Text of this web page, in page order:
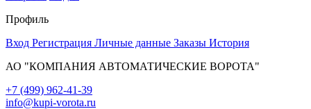
Профиль
Вход Регистрация Личные данные Заказы История
АО "КОМПАНИЯ АВТОМАТИЧЕСКИЕ ВОРОТА"
+7 (499) 962-41-39
info@kupi-vorota.ru